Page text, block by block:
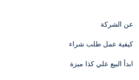
عن الشركة
كيفية عمل طلب شراء
ابدأ البيع علي كذا ميزة